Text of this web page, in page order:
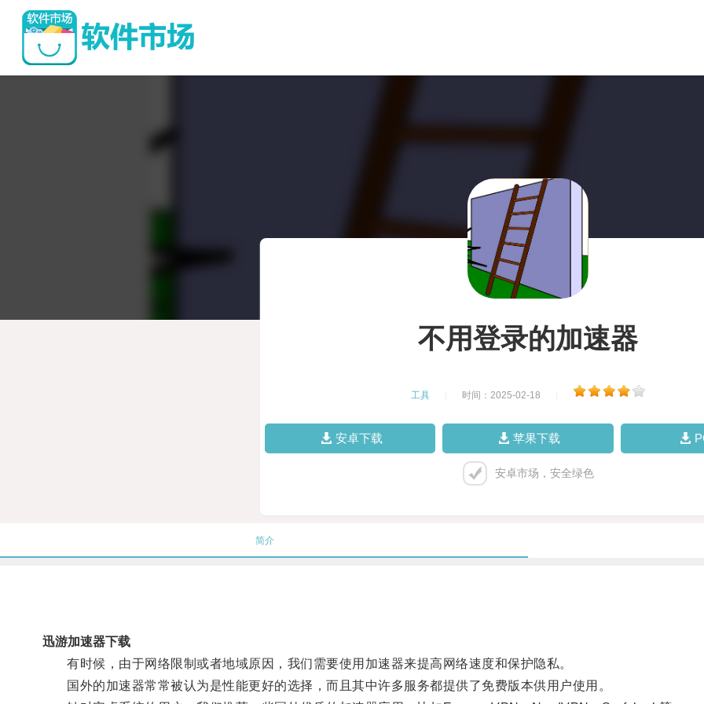
不用登录的加速器
工具 时间：2025-02-18
安卓下载 苹果下载
安卓市场，安全绿色
简介
迅游加速器下载
有时候，由于网络限制或者地域原因，我们需要使用加速器来提高网络速度和保护隐私。
国外的加速器常常被认为是性能更好的选择，而且其中许多服务都提供了免费版本供用户使用。